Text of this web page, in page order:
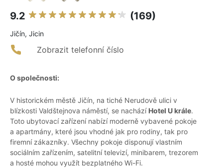
9.2 (169)
Jičín, Jicin
Zobrazit telefonní číslo
O společnosti:
V historickém městě Jičín, na tiché Nerudově ulici v
blízkosti Valdštejnova náměstí, se nachází Hotel U krále.
Toto ubytovací zařízení nabízí moderně vybavené pokoje
a apartmány, které jsou vhodné jak pro rodiny, tak pro
firemní zákazníky. Všechny pokoje disponují vlastním
sociálním zařízením, satelitní televizí, minibarem, trezorem
a hosté mohou využít bezplatného Wi-Fi.